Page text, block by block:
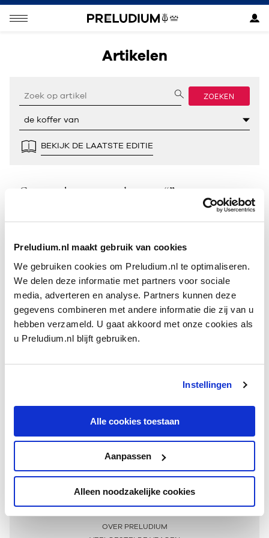
Preludium.nl maakt gebruik van cookies
We gebruiken cookies om Preludium.nl te optimaliseren.
We delen deze informatie met partners voor sociale
media, adverteren en analyse. Partners kunnen deze
gegevens combineren met andere informatie die zij van u
hebben verzameld. U gaat akkoord met onze cookies als
u Preludium.nl blijft gebruiken.
Instellingen
Alle cookies toestaan
Aanpassen
Alleen noodzakelijke cookies
Artikelen
ZOEKEN
BEKIJK DE LAATSTE EDITIE
Geen resultaten gevonden voor “”.
Meer informatie
OVER PRELUDIUM